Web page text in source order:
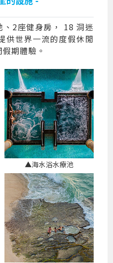
2座健身房， 18 洞迷
供世界一流的度假休閒
期體驗。
▲海水浴水療池